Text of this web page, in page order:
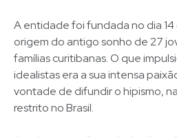
A entidade foi fundada no dia 14
origem do antigo sonho de 27
famílias curitibanas. O que
idealistas era a sua intensa
vontade de difundir o hipismo,
restrito no Brasil.